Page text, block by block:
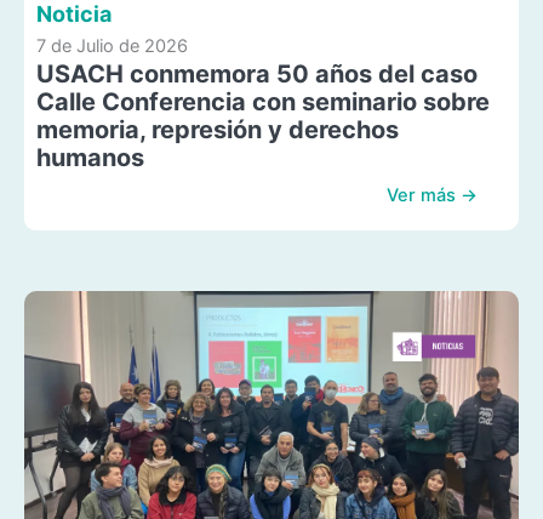
Noticia
7 de Julio de 2026
USACH conmemora 50 años del caso
Calle Conferencia con seminario sobre
memoria, represión y derechos
humanos
Ver más →